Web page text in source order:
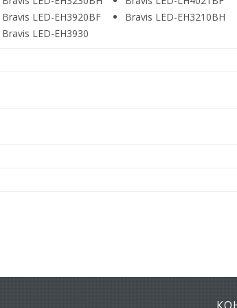
Bravis LED-EH3920BF
Bravis LED-EH3930
Bravis LED-EH3210BH